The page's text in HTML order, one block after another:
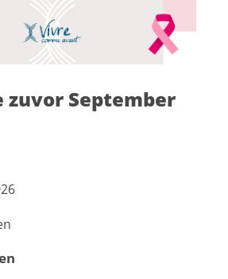
zuvor September